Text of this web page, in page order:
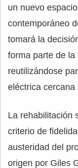
un nuevo
contemporáneo
tomará la
forma parte de la
reutilizándose
eléctrica cercana
La rehabilitación
criterio de
austeridad del
origen por Giles